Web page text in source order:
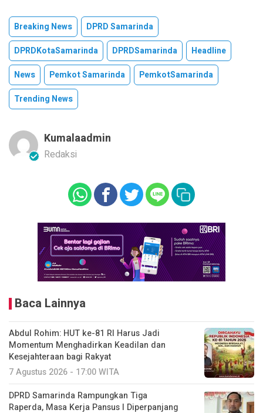
Breaking News
DPRD Samarinda
DPRDKotaSamarinda
DPRDSamarinda
Headline
News
Pemkot Samarinda
PemkotSamarinda
Trending News
Kumalaadmin
Redaksi
Baca Lainnya
Abdul Rohim: HUT ke-81 RI Harus Jadi
Momentum Menghadirkan Keadilan dan
Kesejahteraan bagi Rakyat
7 Agustus 2026 - 17:00 WITA
DPRD Samarinda Rampungkan Tiga
Raperda, Masa Kerja Pansus I Diperpanjang